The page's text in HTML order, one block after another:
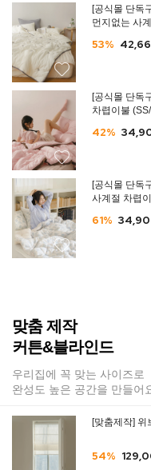
[공식몰 단독
먼지없는 사
53%
[공식몰 단독
차렵이불
42%
[공식몰 단독
사계절 차렵
61%
맞춤 제작
커튼&블라인드
우리집에 꼭 맞는 사이즈로
완성도 높은 공간을 만들어
[맞춤제작] 위
54%